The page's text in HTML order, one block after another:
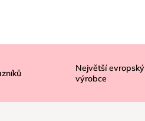
Největší evropský
výrobce